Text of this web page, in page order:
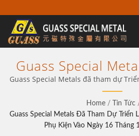
Guass Special
Dự Triển Lãm Dụng
Và Phụ Kiện Vào
10 Năm 2024. |
Tin Cậy Của Bạn
Guass Special Metals đã tham dự
và Phụ kiện vào ngày 16 tháng 10
Guass – Được thiết kế tại Đài Loan
Giá trị
Home / Tin Tức
Guass Special Metals Đã Tham Dự Triển
Phụ Kiện Vào Ngày 16 Tháng